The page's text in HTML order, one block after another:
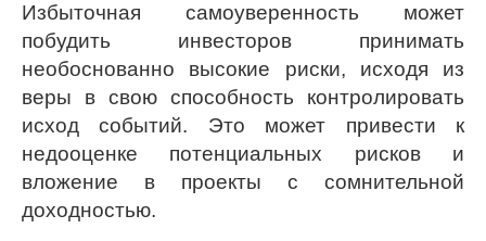
Избыточная самоуверенность может
побудить инвесторов принимать
необоснованно высокие риски, исходя из
веры в свою способность контролировать
исход событий. Это может привести к
недооценке потенциальных рисков и
вложение в проекты с сомнительной
доходностью.